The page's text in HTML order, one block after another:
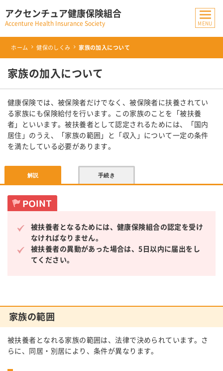
アクセンチュア健康保険組合
Accenture Health Insurance Society
ホーム 健保のしくみ 家族の加入について
家族の加入について
健康保険では、被保険者だけでなく、被保険者に扶養されてい
る家族にも保険給付を行います。この家族のことを「被扶養
者」といいます。被扶養者として認定されるためには、「国内
居住」のうえ、「家族の範囲」と「収入」について一定の条件
を満たしている必要があります。
解説 手続き
被扶養者となるためには、健康保険組合の認定を受け
なければなりません。
被扶養者の異動があった場合は、5日以内に届出をし
てください。
家族の範囲
被扶養者となれる家族の範囲は、法律で決められています。さ
らに、同居・別居により、条件が異なります。